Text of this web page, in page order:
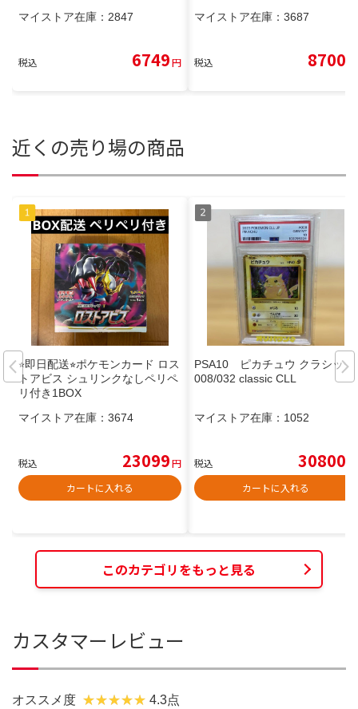
マイストア在庫： 2847
税込 6749円
マイストア在庫： 3687
税込 8700
近くの売り場の商品
⭐︎即日配送⭐︎ポケモンカード ロス
トアビス シュリンクなしペリペ
リ付き1BOX
マイストア在庫： 3674
税込 23099円
カートに入れる
PSA10 ピカチュウ クラシック
008/032 classic CLL
マイストア在庫： 1052
税込 30800
カートに入れる
このカテゴリをもっと見る
カスタマーレビュー
オススメ度 4.3点